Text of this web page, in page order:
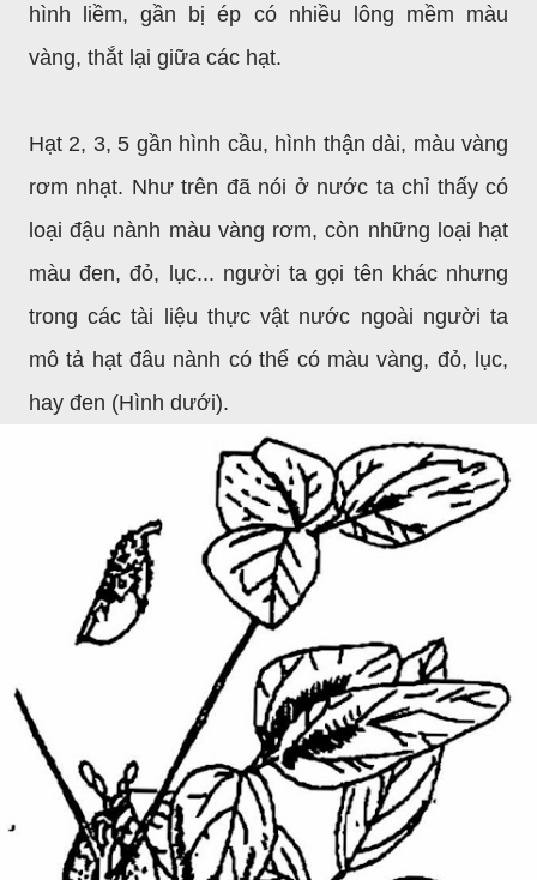
hình liềm, gần bị ép có nhiều lông mềm màu
vàng, thắt lại giữa các hạt.
Hạt 2, 3, 5 gần hình cầu, hình thận dài, màu vàng
rơm nhạt. Như trên đã nói ở nước ta chỉ thấy có
loại đậu nành màu vàng rơm, còn những loại hạt
màu đen, đỏ, lục... người ta gọi tên khác nhưng
trong các tài liệu thực vật nước ngoài người ta
mô tả hạt đâu nành có thể có màu vàng, đỏ, lục,
hay đen (Hình dưới).